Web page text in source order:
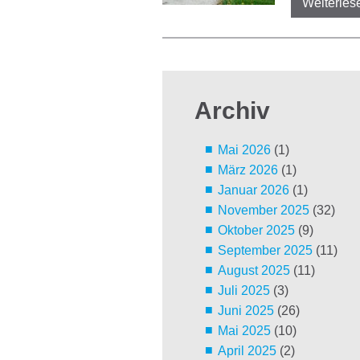
Archiv
Mai 2026(1)
März 2026(1)
Januar 2026(1)
November 2025(32)
Oktober 2025(9)
September 2025(11)
August 2025(11)
Juli 2025(3)
Juni 2025(26)
Mai 2025(10)
April 2025(2)